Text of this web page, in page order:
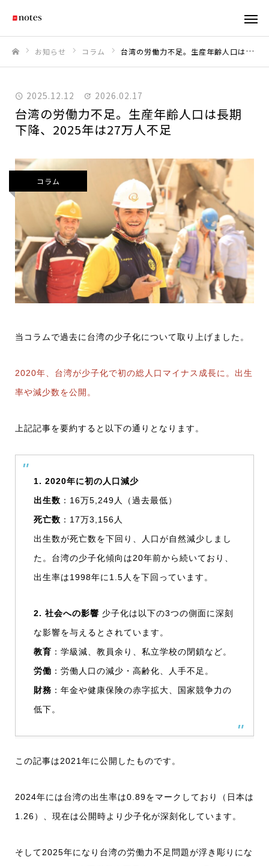
お知らせ コラム 台湾の労働力不足。生産年齢人口は長期下降、2025年は27万人不足
2025.12.12 2026.02.17
台湾の労働力不足。生産年齢人口は長期
下降、2025年は27万人不足
コラム
当コラムで過去に台湾の少子化について取り上げました。
2020年、台湾が少子化で初の総人口マイナス成長に。出生
率や減少数を公開。
上記記事を要約すると以下の通りとなります。
1. 2020年に初の人口減少
出生数 ：16万5,249人（過去最低）
死亡数 ：17万3,156人
出生数が死亡数を下回り、人口が自然減少しまし
た。台湾の少子化傾向は20年前から続いており、
出生率は1998年に1.5人を下回っています。
2. 社会への影響 少子化は以下の3つの側面に深刻
な影響を与えるとされています。
教育 ：学級減、教員余り、私立学校の閉鎖など。
労働 ：労働人口の減少・高齢化、人手不足。
財務 ：年金や健康保険の赤字拡大、国家競争力の
低下。
この記事は2021年に公開したものです。
2024年には台湾の出生率は0.89をマークしており（日本は
1.26）、現在は公開時より少子化が深刻化しています。
そして2025年になり台湾の労働力不足問題が浮き彫りにな